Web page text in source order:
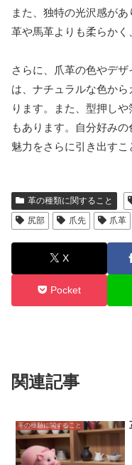
また、独特の光沢感が
革や馬革よりも柔らかく
さらに、爪革の色やデ
は、ナチュラルな色か
ります。また、型押し
もあります。自分好み
魅力をさらに引き出すこ
革の種類に関すること
尻部
爪先 爪革
X
Pocket
関連記事
革の種類に関すること